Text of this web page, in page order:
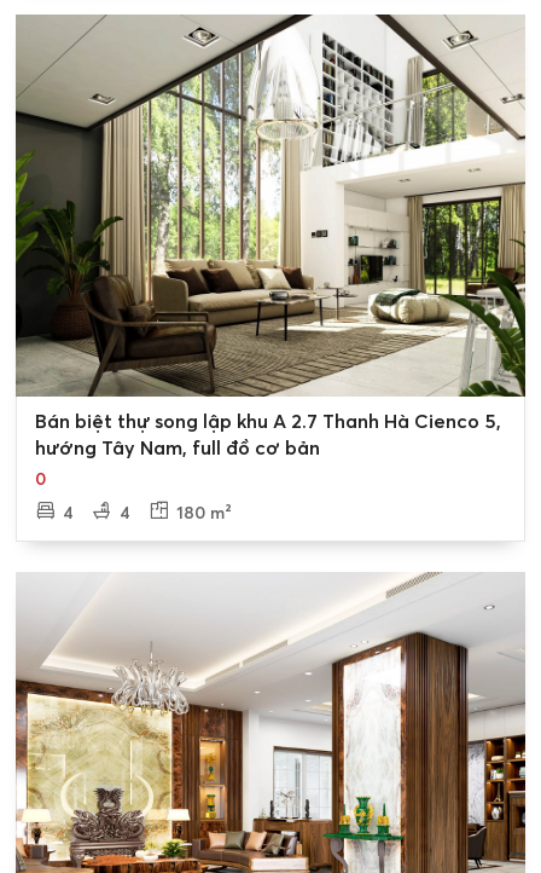
Bán biệt thự song lập khu A 2.7 Thanh Hà Cienco 5,
hướng Tây Nam, full đồ cơ bản
0
4
4 180 m²